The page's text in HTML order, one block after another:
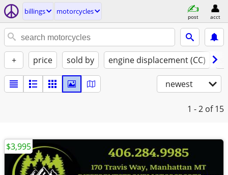
billings motorcycles
post acct
+ price sold by engine displacement (CC)
newest
1 - 2 of 15
$3,995